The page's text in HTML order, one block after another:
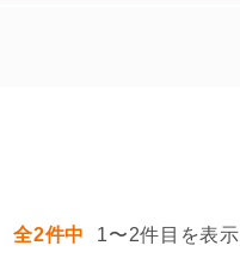
全2件中 1〜2件目を表示